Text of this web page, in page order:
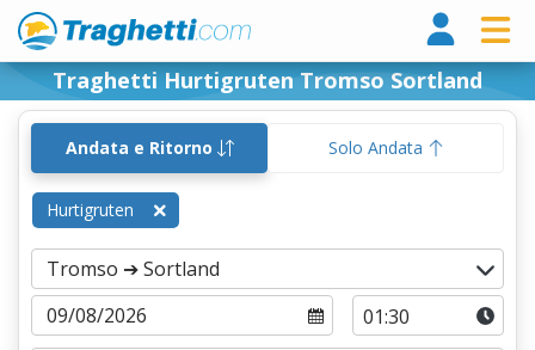
Traghetti Hurtigruten Tromso Sortland
Andata e Ritorno Solo Andata
Hurtigruten